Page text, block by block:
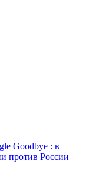
Goodbye : в
против России